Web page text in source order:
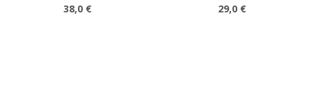
38,0 €
29,0 €